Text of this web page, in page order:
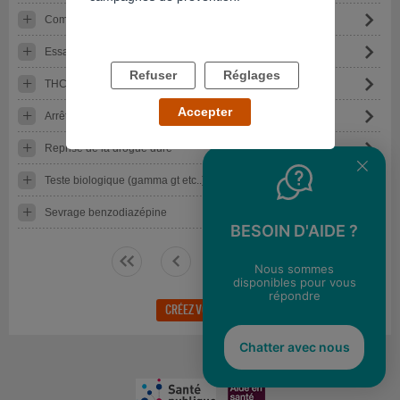
Comment arrêter le crack
Essaie selincro ce week-end
THC COOH dans le sang permis
Arrêt heroine
Reprise de la drogue dure
Teste biologique (gamma gt etc..) et thc
Sevrage benzodiazépine
<< <
CRÉEZ VOTRE FIL DE DISCUSSION
Refuser Réglages
Accepter
BESOIN D'AIDE ?
Nous sommes
disponibles pour vous
répondre
Chatter avec nous